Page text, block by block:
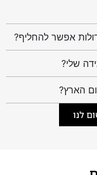
אפשר להחליף?
הארץ?
לנו